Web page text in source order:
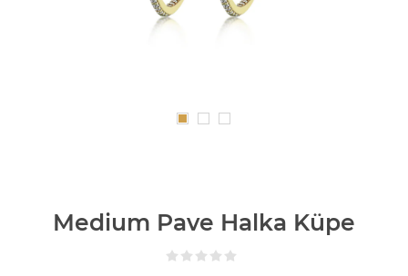
Medium Pave Halka Küpe